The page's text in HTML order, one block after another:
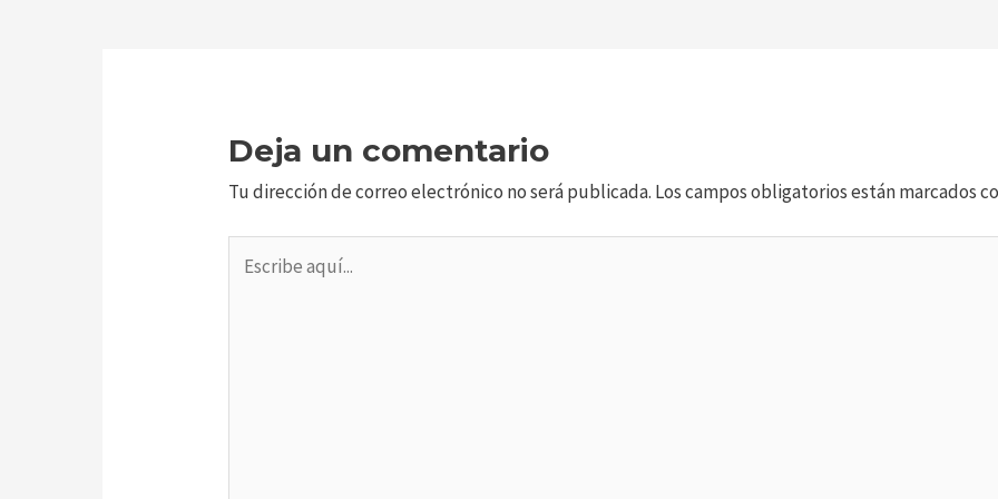
Deja un comentario
Tu dirección de correo electrónico no será publicada. Los campos obligatorios están marcados
aquí...